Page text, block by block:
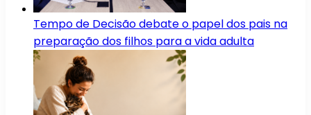
Tempo de Decisão debate o papel dos pais na
preparação dos filhos para a vida adulta